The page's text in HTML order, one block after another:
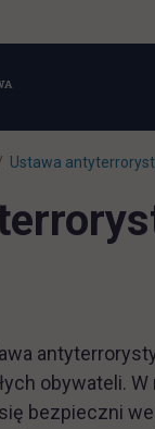
Ustawa
obywateli.
bezpieczni